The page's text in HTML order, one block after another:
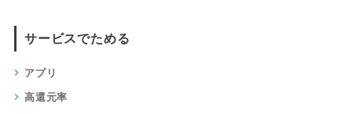
サービスでためる
アプリ
高還元率